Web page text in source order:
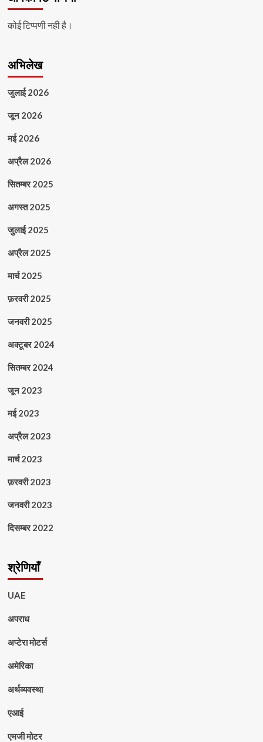
कोई टिप्पणी नही है।
अभिलेख
जुलाई 2026
जून 2026
मई 2026
अप्रैल 2026
सितम्बर 2025
अगस्त 2025
जुलाई 2025
अप्रैल 2025
मार्च 2025
फ़रवरी 2025
जनवरी 2025
अक्टूबर 2024
सितम्बर 2024
जून 2023
मई 2023
अप्रैल 2023
मार्च 2023
फ़रवरी 2023
जनवरी 2023
दिसम्बर 2022
श्रेणियाँ
UAE
अपराध
अप्टेरा मोटर्स
अमेरिका
अर्थव्यवस्था
एआई
एमजी मोटर